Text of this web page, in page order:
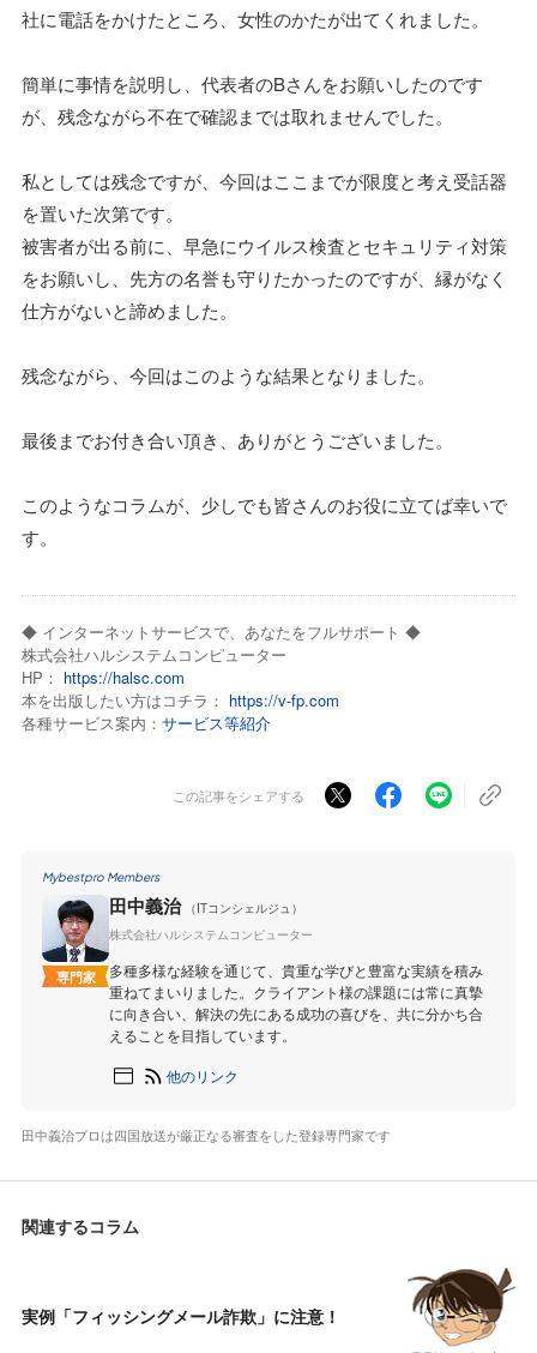
社に電話をかけたところ、女性のかたが出てくれました。
簡単に事情を説明し、代表者のBさんをお願いしたのです
が、残念ながら不在で確認までは取れませんでした。
私としては残念ですが、今回はここまでが限度と考え受話器
を置いた次第です。
被害者が出る前に、早急にウイルス検査とセキュリティ対策
をお願いし、先方の名誉も守りたかったのですが、縁がなく
仕方がないと諦めました。
残念ながら、今回はこのような結果となりました。
最後までお付き合い頂き、ありがとうございました。
このようなコラムが、少しでも皆さんのお役に立てば幸いで
す。
◆ インターネットサービスで、あなたをフルサポート ◆
株式会社ハルシステムコンピューター
HP： https://halsc.com
本を出版したい方はコチラ： https://v-fp.com
各種サービス案内： サービス等紹介
この記事をシェアする
Mybestpro Members
専門家
田中義治
（ITコンシェルジュ）
株式会社ハルシステムコンピューター
多種多様な経験を通じて、貴重な学びと豊富な実績を積み
重ねてまいりました。クライアント様の課題には常に真摯
に向き合い、解決の先にある成功の喜びを、共に分かち合
えることを目指しています。
他のリンク
田中義治プロは四国放送が厳正なる審査をした登録専門家です
関連するコラム
実例「フィッシングメール詐欺」に注意！